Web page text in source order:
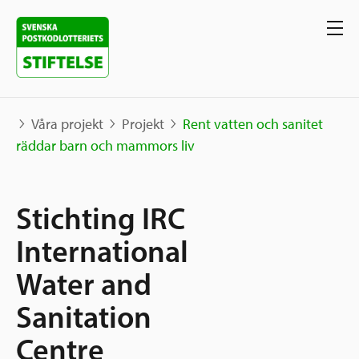
Projekt
Karta
Berättelser
Våra stöd
Sverige och övriga världen
Grannskapsinitiativet
Utlysningar
Samhällsentreprenörskap
Sök stöd
Ansök
Våra projekt Projekt
Rent vatten och sanitet
räddar barn och mammors liv
Stichting IRC
International
Water and
Sanitation
Centre